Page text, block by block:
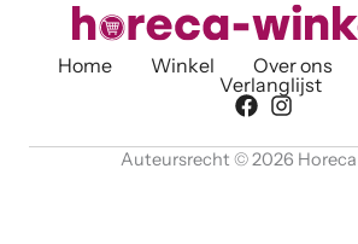
Home Winkel Over ons
Verlanglijst
Auteursrecht © 2026